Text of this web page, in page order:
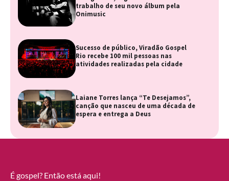
trabalho de seu novo álbum pela
Onimusic
Sucesso de público, Viradão Gospel
Rio recebe 100 mil pessoas nas
atividades realizadas pela cidade
Laiane Torres lança “Te Desejamos”,
canção que nasceu de uma década de
espera e entrega a Deus
É gospel? Então está aqui!